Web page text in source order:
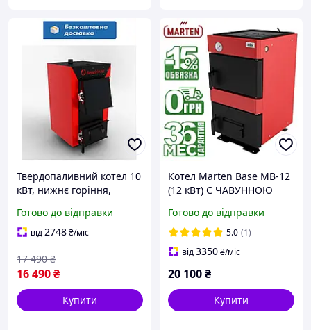
Твердопаливний котел 10
кВт, нижнє горіння,
ДОСТАВКА
Готово до відправки
від2748₴/міс
16 490₴
17 490 ₴
Купити
Котел Marten Base MB-12
(12 кВт) С ЧАВУННОЮ
твердопаливний
дров'яний водогрійний
Готово до відправки
5.0 (1)
від3350₴/міс
20 100₴
Купити